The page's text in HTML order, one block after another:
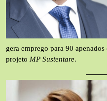
gera emprego para 90
projeto MP Sustentare.